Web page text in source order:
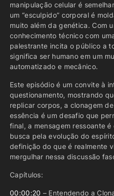
manipulação celular é
um “esculpido” corporal é
muito além da genética. Com
conhecimento técnico com
palestrante incita o público a
significa ser humano em um
automatizado e mecânico.
Este episódio é um convite à
questionamento, mostrando
replicar corpos, a clonagem
essência é um desafio que
final, a mensagem ressoante é
busca pela evolução do
definição do que é realmente
mergulhar nessa discussão
Capítulos:
00:00:20 – Entendendo a